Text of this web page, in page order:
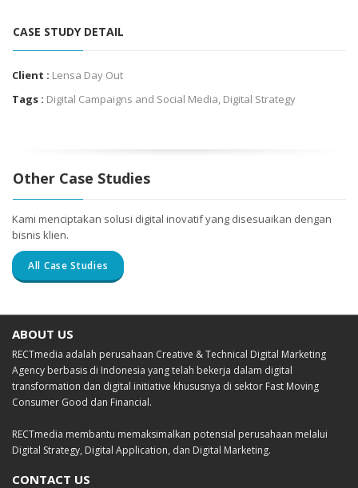
CASE STUDY DETAIL
Client : Lensa Day Out
Tags : Digital Campaigns and Social Media, Digital Strategy
Other Case Studies
Kami menciptakan solusi digital inovatif yang disesuaikan dengan
bisnis klien.
All Case Studies
ABOUT US
RECTmedia adalah perusahaan Creative & Technical Digital Marketing
Agency berbasis di Indonesia yang telah bekerja dalam digital
transformation dan digital initiative khususnya di sektor Fast Moving
Consumer Good dan Financial.
RECTmedia membantu memaksimalkan potensial perusahaan melalui
Digital Strategy, Digital Application, dan Digital Marketing.
CONTACT US